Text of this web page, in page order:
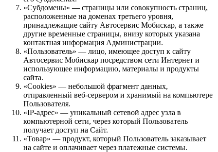
«Субдомены» — страницы или совокупность страниц,
расположенные на доменах третьего уровня,
принадлежащие сайту Автосервис Мобискар, а также
другие временные страницы, внизу которых указана
контактная информация Администрации.
«Пользователь» — лицо, имеющее доступ к сайту
Автосервис Мобискар посредством сети Интернет и
использующее информацию, материалы и продукты
сайта.
«Cookies» — небольшой фрагмент данных,
отправленный веб-сервером и хранимый на компьютере
Пользователя.
«IP-адрес» — уникальный сетевой адрес узла в
компьютерной сети, через который Пользователь
получает доступ на Сайт.
«Товар» — продукт, который Пользователь заказывает
на сайте и оплачивает через платежные системы.